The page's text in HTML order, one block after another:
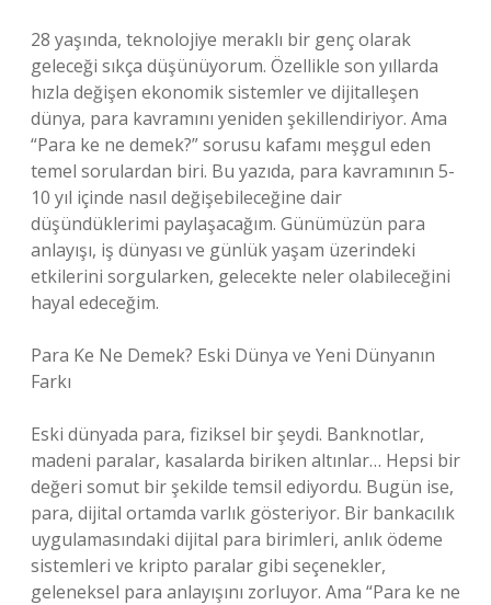
28 yaşında, teknolojiye meraklı bir genç olarak
geleceği sıkça düşünüyorum. Özellikle son yıllarda
hızla değişen ekonomik sistemler ve dijitalleşen
dünya, para kavramını yeniden şekillendiriyor. Ama
“Para ke ne demek?” sorusu kafamı meşgul eden
temel sorulardan biri. Bu yazıda, para kavramının 5-
10 yıl içinde nasıl değişebileceğine dair
düşündüklerimi paylaşacağım. Günümüzün para
anlayışı, iş dünyası ve günlük yaşam üzerindeki
etkilerini sorgularken, gelecekte neler olabileceğini
hayal edeceğim.
Para Ke Ne Demek? Eski Dünya ve Yeni Dünyanın
Farkı
Eski dünyada para, fiziksel bir şeydi. Banknotlar,
madeni paralar, kasalarda biriken altınlar… Hepsi bir
değeri somut bir şekilde temsil ediyordu. Bugün ise,
para, dijital ortamda varlık gösteriyor. Bir bankacılık
uygulamasındaki dijital para birimleri, anlık ödeme
sistemleri ve kripto paralar gibi seçenekler,
geleneksel para anlayışını zorluyor. Ama “Para ke ne